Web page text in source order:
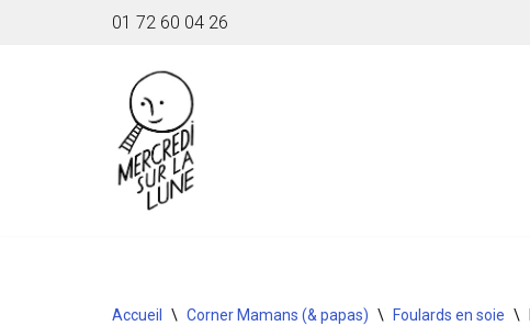
01 72 60 04 26
Accueil \ Corner Mamans (& papas) \ Foulards en soie \